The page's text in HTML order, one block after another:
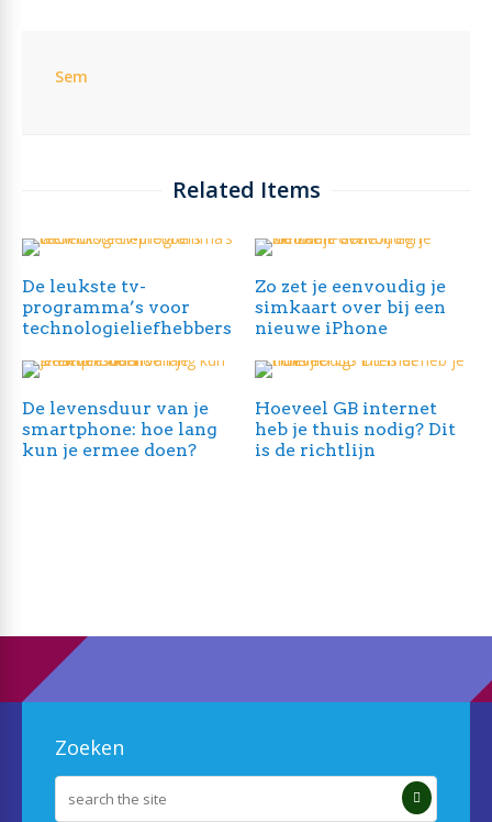
Sem
Related Items
De leukste tv-
programma’s voor
technologieliefhebbers
Zo zet je eenvoudig je
simkaart over bij een
nieuwe iPhone
De levensduur van je
smartphone: hoe lang
kun je ermee doen?
Hoeveel GB internet
heb je thuis nodig? Dit
is de richtlijn
Zoeken